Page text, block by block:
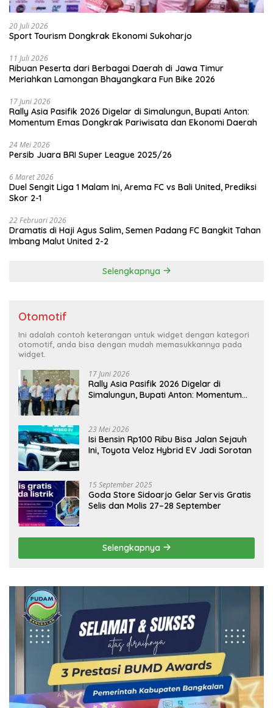
20 Juli 2026
Sport Tourism Dongkrak Ekonomi Sukoharjo
11 Juli 2026
Ribuan Peserta dari Berbagai Daerah di Jawa Timur
Meriahkan Lamongan Bhayangkara Fun Bike 2026
17 Juni 2026
Rally Asia Pasifik 2026 Digelar di Simalungun, Bupati Anton:
Momentum Emas Dongkrak Pariwisata dan Ekonomi Daerah
24 Mei 2026
Persib Juara BRI Super League 2025/26
6 Maret 2026
Duel Sengit Liga 1 Malam Ini, Arema FC vs Bali United, Prediksi
Skor 2-1
22 Februari 2026
Dramatis di Haji Agus Salim, Semen Padang FC Bangkit Tahan
Imbang Malut United 2-2
Selengkapnya
Otomotif
Ini adalah contoh keterangan untuk widget dengan kategori
otomotif, anda bisa dengan mudah memasukkannya pada
widget.
17 Juni 2026
Rally Asia Pasifik 2026 Digelar di
Simalungun, Bupati Anton: Momentum
23 Mei 2026
Isi Bensin Rp100 Ribu Bisa Jalan Sejauh
Ini, Toyota Veloz Hybrid EV Jadi Sorotan
15 September 2025
Goda Store Sidoarjo Gelar Servis Gratis
Selis dan Molis 27–28 September
Selengkapnya